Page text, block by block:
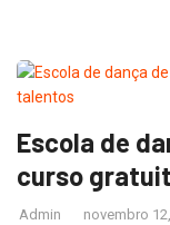
Escola de
curso
Admin novembro